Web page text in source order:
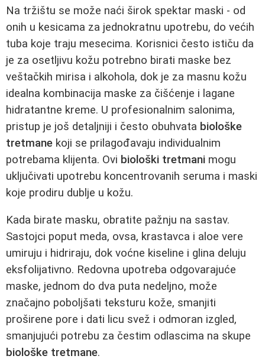
Na tržištu se može naći širok spektar maski - od
onih u kesicama za jednokratnu upotrebu, do većih
tuba koje traju mesecima. Korisnici često ističu da
je za osetljivu kožu potrebno birati maske bez
veštačkih mirisa i alkohola, dok je za masnu kožu
idealna kombinacija maske za čišćenje i lagane
hidratantne kreme. U profesionalnim salonima,
pristup je još detaljniji i često obuhvata biološke
tretmane koji se prilagođavaju individualnim
potrebama klijenta. Ovi biološki tretmani mogu
uključivati upotrebu koncentrovanih seruma i maski
koje prodiru dublje u kožu.
Kada birate masku, obratite pažnju na sastav.
Sastojci poput meda, ovsa, krastavca i aloe vere
umiruju i hidriraju, dok voćne kiseline i glina deluju
eksfolijativno. Redovna upotreba odgovarajuće
maske, jednom do dva puta nedeljno, može
značajno poboljšati teksturu kože, smanjiti
proširene pore i dati licu svež i odmoran izgled,
smanjujući potrebu za čestim odlascima na skupe
biološke tretmane.